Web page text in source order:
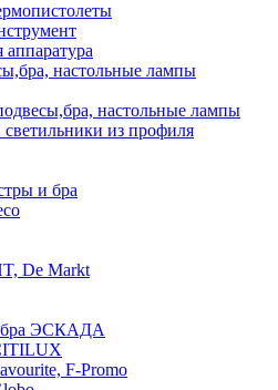
аппаратура
настольные лампы
настольные лампы
из профиля
и бра
De Markt
бра ЭСКАДА
F-Promo